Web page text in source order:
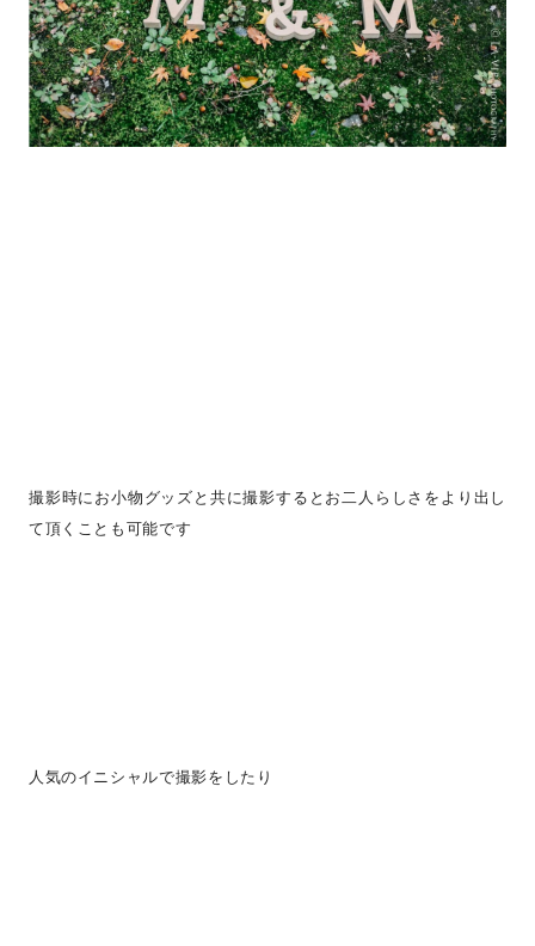
撮影時にお小物グッズと共に撮影するとお二人らしさをより出し
て頂くことも可能です
人気のイニシャルで撮影をしたり